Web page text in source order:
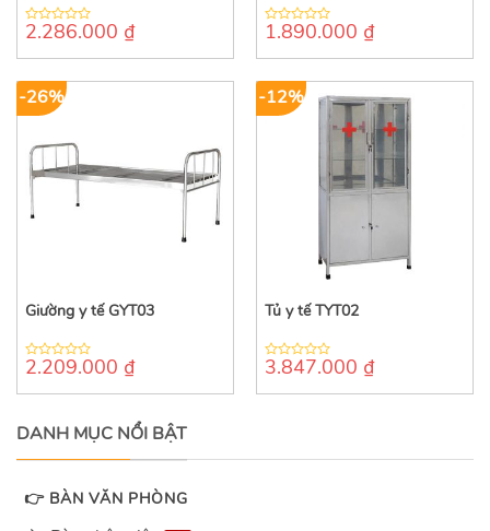
0
of
2.286.000 ₫
0
of
1.890.000 ₫
-26%
Giường y tế GYT03
0
of
2.209.000 ₫
-12%
Tủ y tế TYT02
0
of
3.847.000 ₫
DANH MỤC NỔI BẬT
👉 BÀN VĂN PHÒNG